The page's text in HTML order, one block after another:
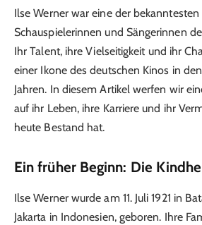
Ilse Werner war eine der
Schauspielerinnen und Sängerinnen
Ihr Talent, ihre Vielseitigkeit und ihr
einer Ikone des deutschen Kinos in
Jahren. In diesem Artikel werfen wir
auf ihr Leben, ihre Karriere und ihr
heute Bestand hat.
Ein früher Beginn: Die
Ilse Werner wurde am 11. Juli 1921 in
Jakarta in Indonesien, geboren. Ihre